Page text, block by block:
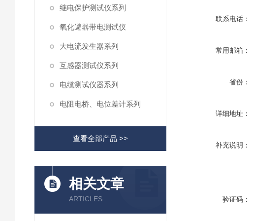
继电保护测试仪系列
氧化避器带电测试仪
大电流发生器系列
互感器测试仪系列
电缆测试仪器系列
电阻电桥、电位差计系列
查看全部产品 >>
相关文章
ARTICLES
联系电话：
常用邮箱：
省份：
详细地址：
补充说明：
验证码：